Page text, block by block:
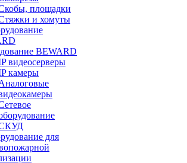
площадки
и хомуты
BEWARD
видеосерверы
камеры